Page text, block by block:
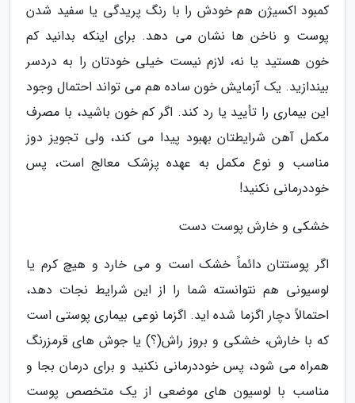
کمبود اکسیژن هم خودش را با رنگ پریدگی یا سفید شدن
پوست و ناخن ها نشان می دهد. برای اینکه بدانید کم
خون هستید یا نه، لازم نیست خیلی خودتان را به دردسر
بیندازید. یک آزمایش خون ساده هم می تواند احتمال وجود
این بیماری را تأیید یا رد کند. اگر کم خون باشید، با مصرف
مکمل آهن شرایطتان بهبود پیدا می کند، ولی تجویز دوز
مناسب و نوع مکمل به عهده پزشک معالج است، پس
خوددرمانی نکنید!
خشکی و خارش پوست دست
اگر پوستتان دائماً خشک است و می خارد و هیچ کرم یا
لوسیونی هم نتوانسته شما را از این شرایط نجات دهد،
احتمالاً دچار اگزما شده اید. اگزما نوعی بیماری پوستی است
که با خارش، خشکی و بروز راش(؟) یا جوش های قرمزرنگ
همراه می شود، پس خوددرمانی نکنید و برای درمان بجا و
مناسب با لوسیون های موضعی از یک متخصص پوست